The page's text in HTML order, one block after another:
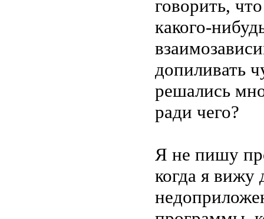
говорить,
какого-
допиливать
решались
ради чего?
Я не пишу
когда я вижу